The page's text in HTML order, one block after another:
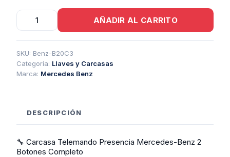
Carcasa
Telemando
Presencia
Mercedes
Benz
2
Botones
AÑADIR AL CARRITO
SKU: Benz-B20C3
Categoría: Llaves y Carcasas
Marca: Mercedes Benz
DESCRIPCIÓN
🔧 Carcasa Telemando Presencia Mercedes-Benz 2
Botones Completo